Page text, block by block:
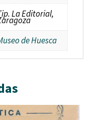
La Editorial,
de Huesca